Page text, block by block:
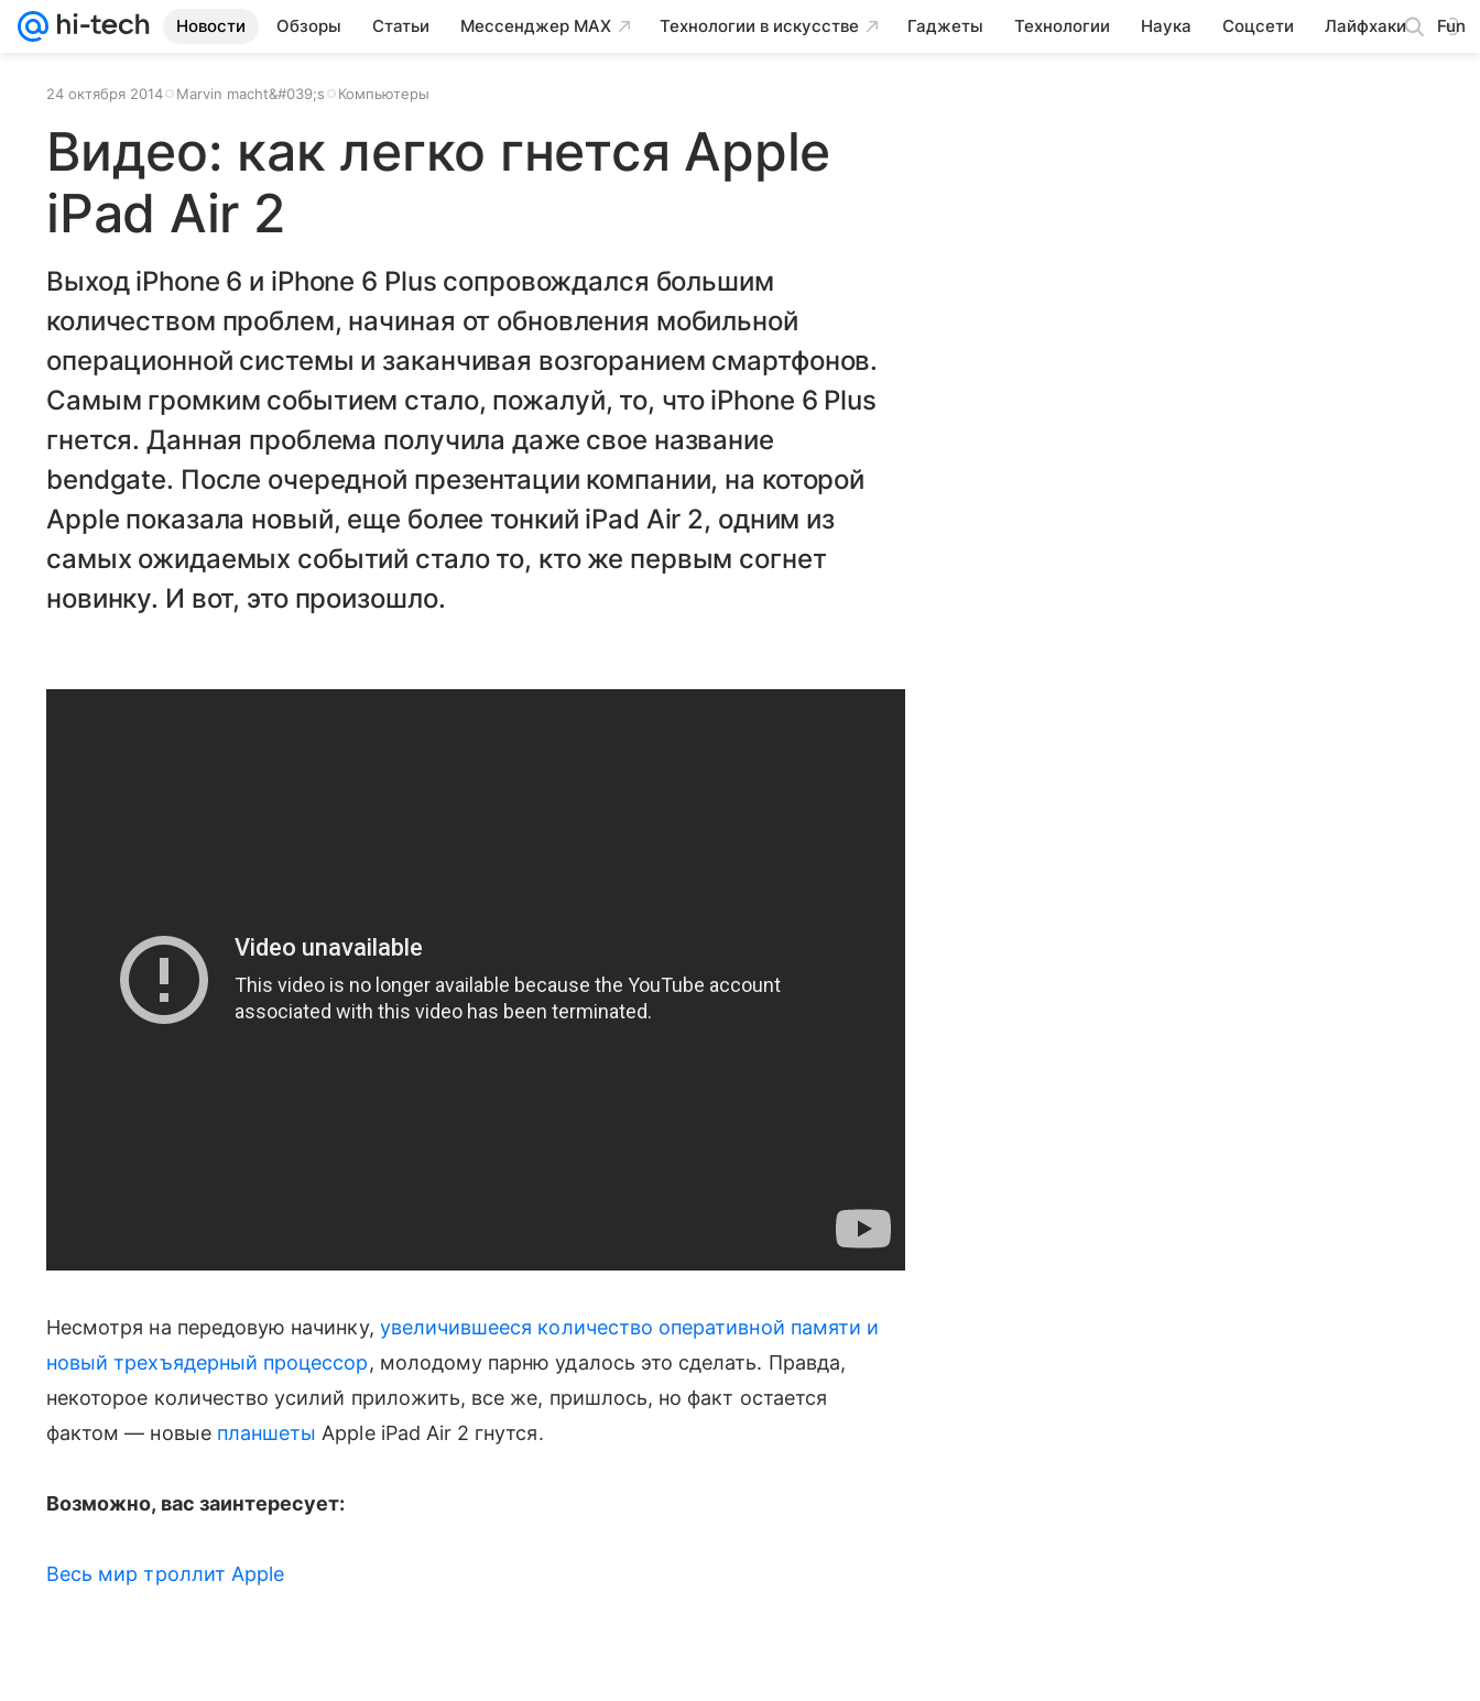
Новости Обзоры Статьи Мессенджер MAX Технологии в искусстве Гаджеты Технологии Наука Соцсети Лайфхаки Fun
24 октября 2014 Marvin macht&#039;s Компьютеры
Видео: как легко гнется Apple
iPad Air 2
Выход iPhone 6 и iPhone 6 Plus сопровождался большим
количеством проблем, начиная от обновления мобильной
операционной системы и заканчивая возгоранием смартфонов.
Самым громким событием стало, пожалуй, то, что iPhone 6 Plus
гнется. Данная проблема получила даже свое название
bendgate. После очередной презентации компании, на которой
Apple показала новый, еще более тонкий iPad Air 2, одним из
самых ожидаемых событий стало то, кто же первым согнет
новинку. И вот, это произошло.
Несмотря на передовую начинку, увеличившееся количество оперативной памяти и
новый трехъядерный процессор, молодому парню удалось это сделать. Правда,
некоторое количество усилий приложить, все же, пришлось, но факт остается
фактом — новые планшеты Apple iPad Air 2 гнутся.
Возможно, вас заинтересует:
Весь мир троллит Apple